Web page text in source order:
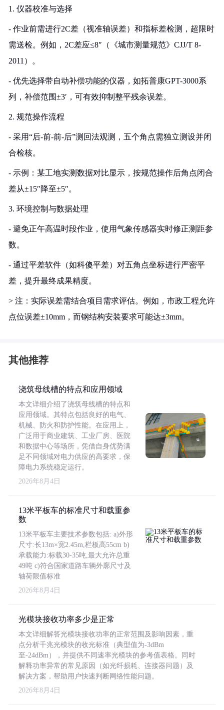
1. 仪器校准与选择
- 作业前需进行2C差（视准轴误差）和指标差检测，超限时
需送检。例如，2C差应≤8″（《城市测量规范》CJJ/T 8-
2011）。
- 优先选择带自动补偿功能的仪器，如拓普康GPT-3000系
列，补偿范围±3′，可有效抑制整平残余误差。
2. 规范操作流程
- 采用“后-前-前-后”测回法观测，五个角点需独立测设并闭
合检核。
- 示例：某工地实测数据对比显示，按规范操作后角点闭合
差从±15″降至±5″。
3. 环境控制与数据处理
- 避免正午高温时段作业，使用气象传感器实时修正测距参
数。
- 通过平差软件（如科傻平差）对五角点坐标进行严密平
差，提升最终成果精度。
> 注：实际误差需结合项目需求评估。例如，市政工程允许
点位误差±10mm，而钢结构安装要求可能达±3mm。
其他推荐
浇筑母线槽的特点和应用领域
本文详细介绍了浇筑母线槽的特点和
应用领域。其特点包括良好的电气、
机械、防火和防护性能。在应用上，
广泛用于商业建筑、工业厂房、医院
和数据中心等场所，凭借自身优势满
足不同领域对电力供应的高要求，保
障电力系统稳定运行。
2026年8月4日
13米平板车的标准尺寸和载重参
数
13米平板车主要技术参数包括: a)外形
尺寸:长13m×宽2.45m,栏板高55cm b)
承载能力:标载30-35吨,最大允许总重
49吨 c)符合国家道路车辆外廓尺寸及
轴荷限值标准
2026年8月4日
光模块接收功率多少是正常
本文详细解答光模块接收功率的正常范围及影响因素，重
点分析千兆光模块的收光标准（典型值为-3dBm
至-24dBm），并提供不同速率光模块的参考值表格。同时
解释功率异常的常见原因（如光纤损耗、连接器问题）及
解决方案，帮助用户快速判断网络性能问题。
2026年8月4日